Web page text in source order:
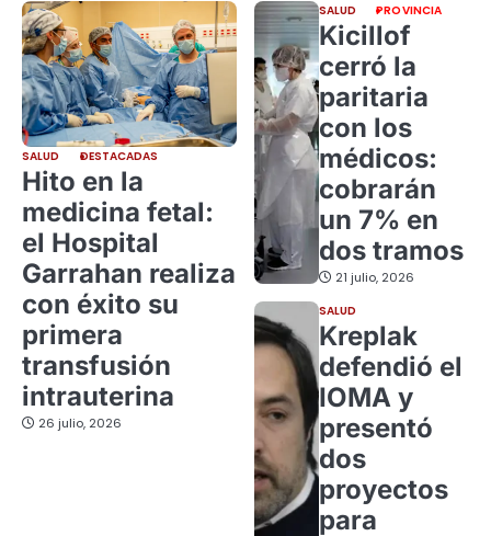
SALUD DESTACADAS
Hito en la
medicina fetal:
el Hospital
Garrahan realiza
con éxito su
primera
transfusión
intrauterina
26 julio, 2026
SALUD PROVINCIA
Kicillof
cerró la
paritaria
con los
médicos:
cobrarán
un 7% en
dos tramos
21 julio, 2026
SALUD
Kreplak
defendió el
IOMA y
presentó
dos
proyectos
para